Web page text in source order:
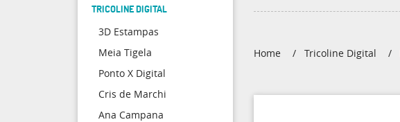
TRICOLINE DIGITAL
3D Estampas
Meia Tigela
Ponto X Digital
Cris de Marchi
Ana Campana
Home Tricoline Digital